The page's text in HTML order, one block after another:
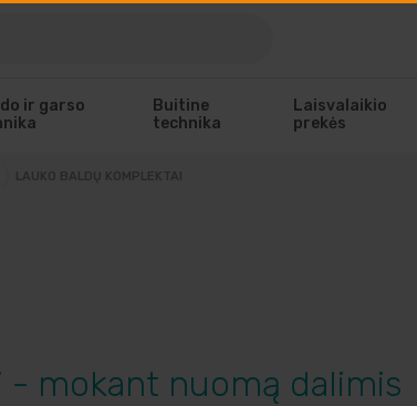
ir garso
Buitine
technika
Laisvalaikio
prekės
- mokant nuomą dalimis